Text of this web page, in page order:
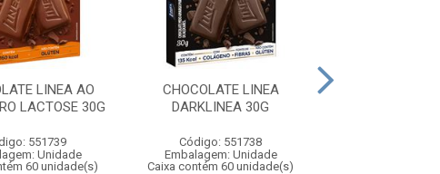
LINEA AO
LACTOSE 30G
551739
Unidade
60 unidade(s)
CHOCOLATE LINEA
DARKLINEA 30G
Código: 551738
Embalagem: Unidade
Caixa contém 60 unidade(s)